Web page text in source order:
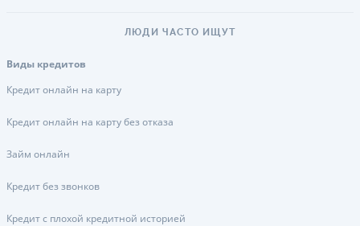
ЛЮДИ ЧАСТО ИЩУТ
Виды кредитов
Кредит онлайн на карту
Кредит онлайн на карту без отказа
Займ онлайн
Кредит без звонков
Кредит с плохой кредитной историей